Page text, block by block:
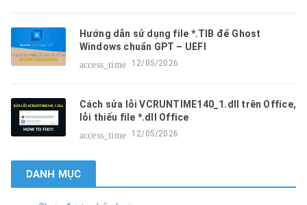
Hướng dẫn sử dụng file *.TIB để Ghost
Windows chuẩn GPT – UEFI
access_time
12/05/2026
Cách sửa lỗi VCRUNTIME140_1.dll trên Office,
lỗi thiếu file *.dll Office
access_time
12/05/2026
DANH MỤC